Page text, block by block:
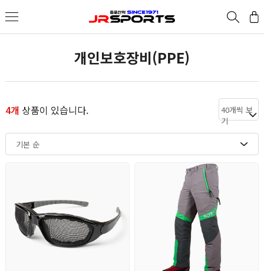
개인보호장비(PPE)
4개 상품이 있습니다.
40개씩 보
기
기본 순